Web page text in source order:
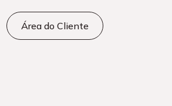
Área do Cliente